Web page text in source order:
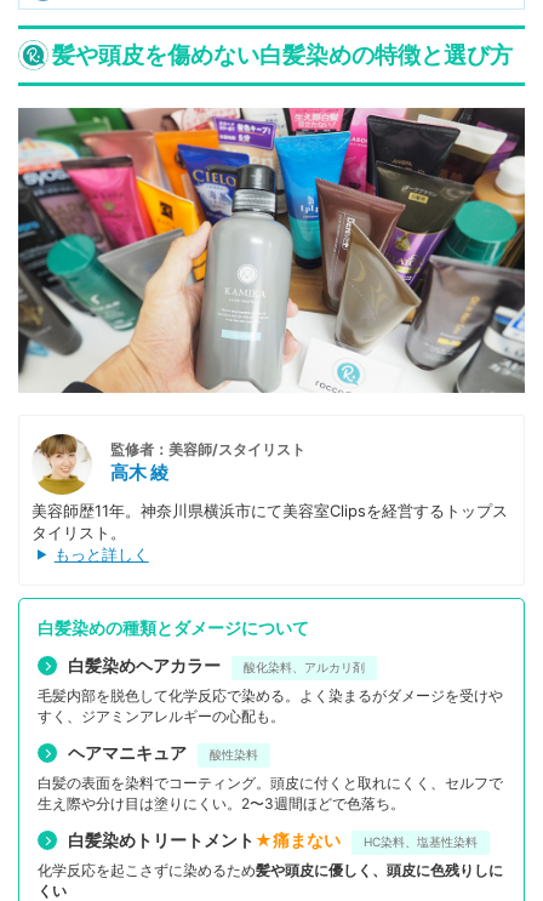
髪や頭皮を傷めない白髪染めの特徴と選び方
監修者：美容師/スタイリスト
高木 綾
美容師歴11年。神奈川県横浜市にて美容室Clipsを経営するトップス
タイリスト。
もっと詳しく
白髪染めの種類とダメージについて
白髪染めヘアカラー
酸化染料、アルカリ剤
毛髪内部を脱色して化学反応で染める。よく染まるがダメージを受けや
すく、ジアミンアレルギーの心配も。
ヘアマニキュア 酸性染料
白髪の表面を染料でコーティング。頭皮に付くと取れにくく、セルフで
生え際や分け目は塗りにくい。2〜3週間ほどで色落ち。
白髪染めトリートメント★痛まない HC染料、塩基性染料
化学反応を起こさずに染めるため髪や頭皮に優しく、頭皮に色残りしに
くい